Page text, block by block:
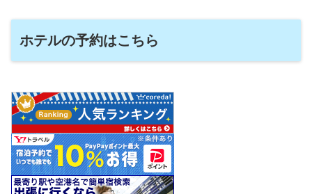
ホテルの予約はこちら